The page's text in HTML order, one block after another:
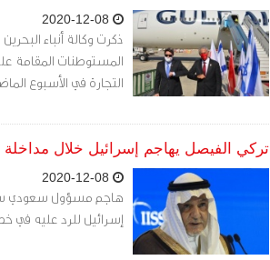
ذكرت وكالة أنباء
المستوطنات المقامة
التجارة في الأسبوع
تركي الفيصل يهاجم إسرائيل خلال مداخلة
هاجم مسؤول سعودي
إسرائيل للرد عليه في